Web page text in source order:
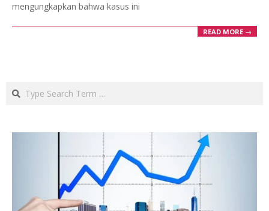
mengungkapkan bahwa kasus ini
READ MORE →
Search